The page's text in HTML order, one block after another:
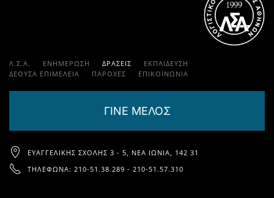
Λ.Σ.Α. ΕΝΗΜΕΡΩΣΗ ΔΡΑΣΕΙΣ
ΕΚΠΑΊΔΕΥΣΗ
ΔΕΟΥΣΑ ΕΠΙΜΕΛΕΙΑ
ΠΑΡΟΧΈΣ ΕΠΙΚΟΙΝΩΝΊΑ
ΓΙΝΕ ΜΕΛΟΣ
ΕΥΑΓΓΕΛΙΚΉΣ ΣΧΟΛΉΣ 3 - 5, ΝΈΑ ΙΩΝΊΑ, 142 31
ΤΗΛΈΦΩΝΑ: 210-51.38.289 - 210-51.57.310